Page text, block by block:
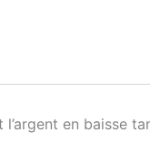
en baisse